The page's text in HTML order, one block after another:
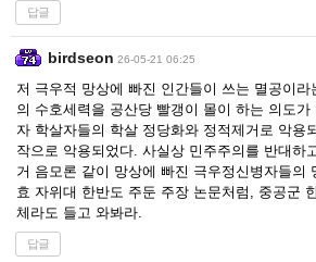
답글
birdseon 26-05-21 06:25
저 극우적 망상에 빠진 인간들이 쓰는 멸공이
의 수호세력을 공산당 빨갱이 몰이 하는 의도가
자 학살자들의 학살 정당화와 정적제거로 악용
작으로 악용되었다. 사실상 민주주의를 반대하
거 음모론 같이 망상에 빠진 극우정신병자들의
효 자위대 한반도 주둔 주장 논문처럼, 중공군
체라도 들고 와봐라.
답글